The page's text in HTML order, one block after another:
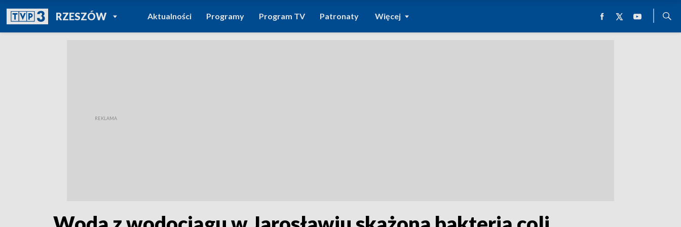
RZESZÓWPOWRÓT DO
TVP REGIONY
Aktualności Programy Program TV Patronaty Więcej